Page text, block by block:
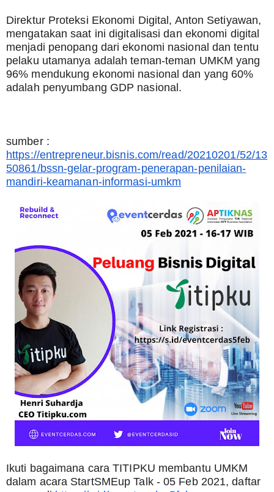
Direktur Proteksi Ekonomi Digital, Anton Setiyawan,
mengatakan saat ini digitalisasi dan ekonomi digital
menjadi penopang dari ekonomi nasional dan tentu
pelaku utamanya adalah teman-teman UMKM yang
96% mendukung ekonomi nasional dan yang 60%
adalah penyumbang GDP nasional.
https://entrepreneur.bisnis.com/read/20210201/52/13
50861/bssn-gelar-program-penerapan-penilaian-
mandiri-keamanan-informasi-umkm
Ikuti bagaimana cara TITIPKU membantu UMKM
dalam acara StartSMEup Talk - 05 Feb 2021, daftar